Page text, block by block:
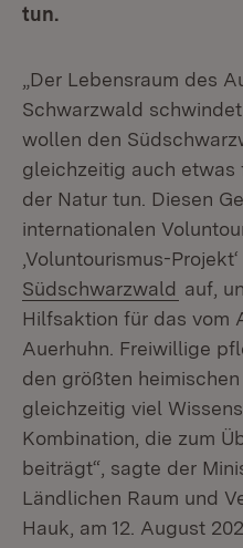
tun.
„Der Lebensraum des
Schwarzwald
wollen den
gleichzeitig auch etwas
der Natur tun. Diesen
internationalen
‚Voluntourismus-
Südschwarzwald auf,
Hilfsaktion für das vom
Auerhuhn. Freiwillige
den größten
gleichzeitig viel
Kombination, die zum
beiträgt“, sagte der
Ländlichen Raum und
Hauk, am 12. August